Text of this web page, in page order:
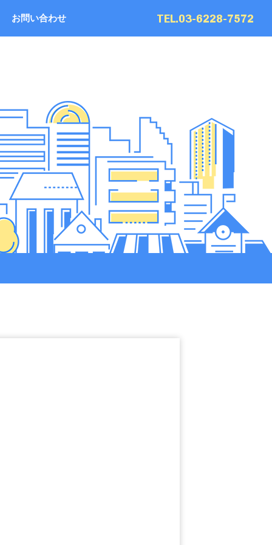
お問い合わせ TEL.03-6228-7572